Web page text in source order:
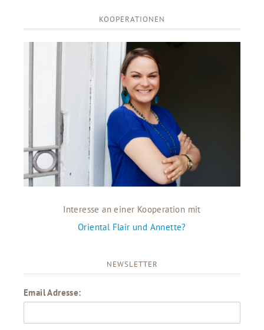
KOOPERATIONEN
Interesse an einer Kooperation mit
Oriental Flair und Annette?
NEWSLETTER
Email Adresse: